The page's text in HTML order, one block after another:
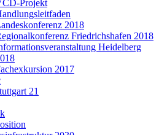
Projekt
2018
Friedrichshafen 2018
Heidelberg
2017
21